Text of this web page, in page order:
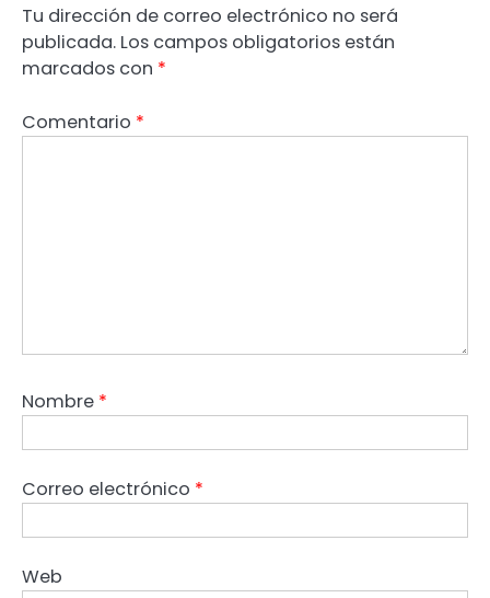
Tu dirección de correo electrónico no será
publicada. Los campos obligatorios están
marcados con *
Comentario *
Nombre *
Correo electrónico *
Web